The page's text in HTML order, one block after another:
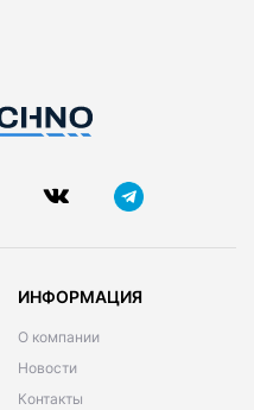
ИНФОРМАЦИЯ
О компании
Новости
Контакты